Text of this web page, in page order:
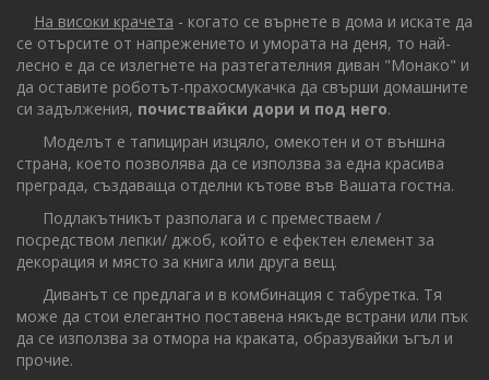
На високи крачета - когато се върнете в дома и искате да
се отърсите от напрежението и умората на деня, то най-
лесно е да се излегнете на разтегателния диван "Монако" и
да оставите роботът-прахосмукачка да свърши домашните
си задължения, почиствайки дори и под него.
Моделът е тапициран изцяло, омекотен и от външна
страна, което позволява да се използва за една красива
преграда, създаваща отделни кътове във Вашата гостна.
Подлакътникът разполага и с преместваем /
посредством лепки/ джоб, който е ефектен елемент за
декорация и място за книга или друга вещ.
Диванът се предлага и в комбинация с табуретка. Тя
може да стои елегантно поставена някъде встрани или пък
да се използва за отмора на краката, образувайки ъгъл и
прочие.